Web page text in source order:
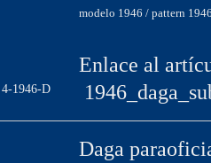
4-1946-D
modelo 1946 / pattern 1946
Enlace al
Daga